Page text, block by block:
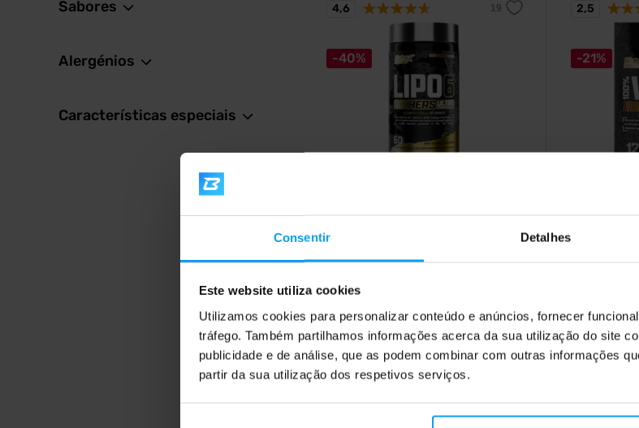
Consentir Detalhes
Este website utiliza cookies
Utilizamos cookies para personalizar conteúdo e anúncios, fornecer
tráfego. Também partilhamos informações acerca da sua utilização do site
publicidade e de análise, que as podem combinar com outras informações
partir da sua utilização dos respetivos serviços.
Sabores
Alergénios
Características especiais
-40%
cápsulas
Queimador de gordura extremamente
especialmente para mulheres.
24,99
41,49€
Em stock
4,6
-21%
Proteína de
118,99€
Fora de stock
2,5